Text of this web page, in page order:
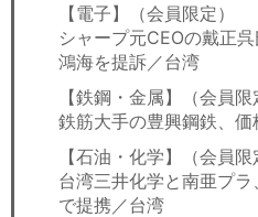
【電子】（会員限定）
シャープ元CEOの戴正
鴻海を提訴／台湾
【鉄鋼・金属】（会員限
鉄筋大手の豊興鋼鉄、
【石油・化学】（会員限
台湾三井化学と南亜プ
で提携／台湾